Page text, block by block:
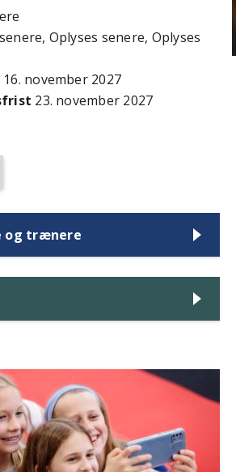
Oplyses senere, Oplyses
16. november 2027
23. november 2027
og trænere